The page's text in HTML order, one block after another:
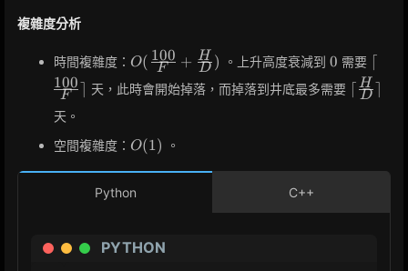
複雜度分析
時間複雜度： O(\frac{100}
{F} +
\frac{H}
O( F
100 + D
H ) 。上升高度衰減到0
0 需要
F
100⌉ 天，此時會開始掉落，而掉落到井底最多需要 ⌈ D
H ⌉
天。
空間複雜度： O(1)
O(1) 。
Python C++
PYTHON